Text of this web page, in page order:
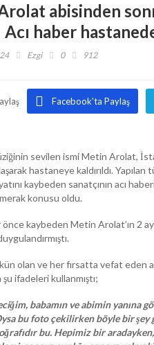
abisinden
haber
Ezgi 0 912
Facebook'ta Paylaş
sevilen ismi Metin Arolat,
hastaneye kaldırıldı.
kaybeden sanatçının acı
konusu oldu.
kaybeden Metin Arolat’ın 2
olan ve her fırsatta vefat
şu ifadeleri kullanmıştı;
babamın ve abimin yanına
bu foto çekilirken böyle bir
bu. Hepimiz bir